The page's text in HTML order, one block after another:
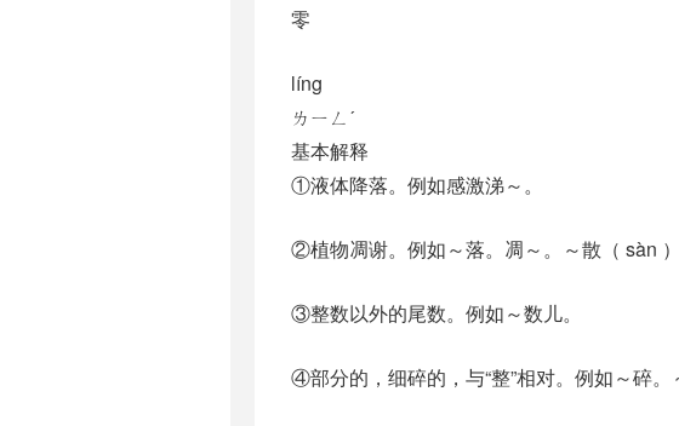
零
líng
ㄌㄧㄥˊ
基本解释
①液体降落。例如感激涕～。
②植物凋谢。例如～落。凋～。～散（ sàn ）
③整数以外的尾数。例如～数儿。
④部分的，细碎的，与“整”相对。例如～碎